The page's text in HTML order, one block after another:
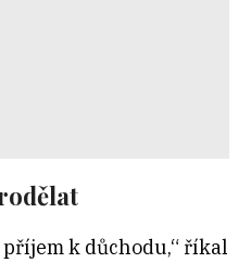
k důchodu,“ říkal